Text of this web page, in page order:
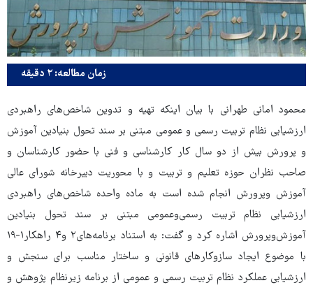
زمان مطالعه: ۲ دقیقه
محمود امانی طهرانی با بیان اینکه تهیه و تدوین شاخص‌های راهبردی
ارزشیابی نظام تربیت رسمی ‌و ‌عمومی مبتنی بر سند تحول بنیادین آموزش
‌و ‌پرورش بیش از دو سال کار کارشناسی و فنی با حضور کارشناسان و
صاحب نظران حوزه تعلیم و تربیت و با محوریت دبیرخانه شورای عالی
آموزش وپرورش انجام شده است به ماده واحده شاخص‌های راهبردی
ارزشیابی نظام تربیت رسمی‌وعمومی مبتنی بر سند تحول بنیادین
آموزش‌وپرورش اشاره کرد و گفت: به استناد برنامه‌های۲ و۴ راهکار۱-۱۹
با موضوع ایجاد سازوکارهای قانونی و ساختار مناسب برای سنجش و
ارزشیابی عملکرد نظام تربیت رسمی و عمومی از برنامه زیرنظام پژوهش و